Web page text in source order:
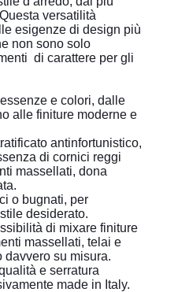
versatilità
esigenze di design più
non sono solo
di carattere per gli
e colori, dalle
alle finiture moderne e
antinfortunistico,
di cornici reggi
massellati, dona
o bugnati, per
desiderato.
di mixare finiture
massellati, telai e
su misura.
e serratura
made in Italy.